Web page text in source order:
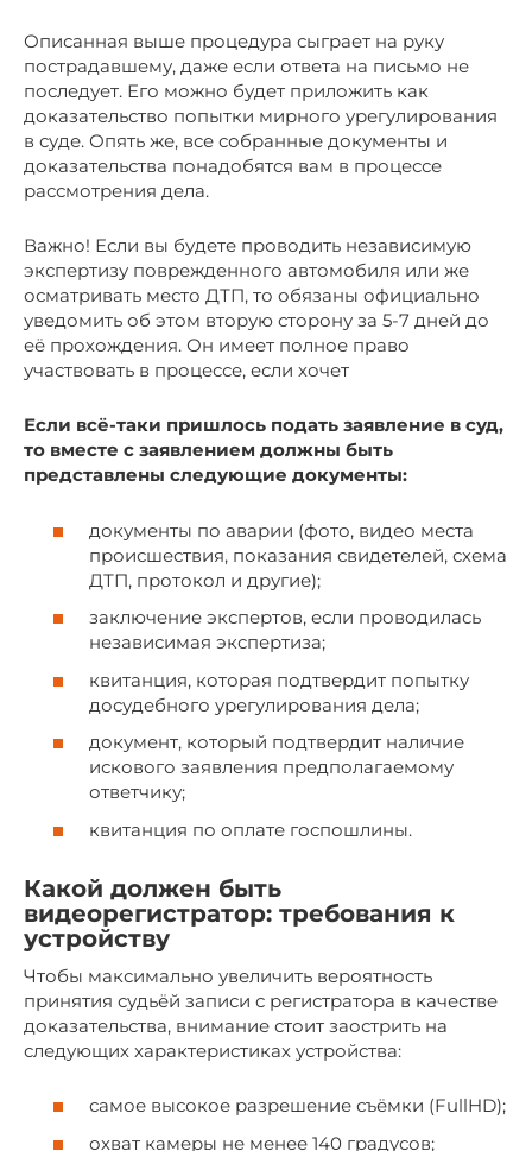
Описанная выше процедура сыграет на руку
пострадавшему, даже если ответа на письмо не
последует. Его можно будет приложить как
доказательство попытки мирного урегулирования
в суде. Опять же, все собранные документы и
доказательства понадобятся вам в процессе
рассмотрения дела.
Важно! Если вы будете проводить независимую
экспертизу поврежденного автомобиля или же
осматривать место ДТП, то обязаны официально
уведомить об этом вторую сторону за 5-7 дней до
её прохождения. Он имеет полное право
участвовать в процессе, если хочет
Если всё-таки пришлось подать заявление в суд,
то вместе с заявлением должны быть
представлены следующие документы:
документы по аварии (фото, видео места
происшествия, показания свидетелей, схема
ДТП, протокол и другие);
заключение экспертов, если проводилась
независимая экспертиза;
квитанция, которая подтвердит попытку
досудебного урегулирования дела;
документ, который подтвердит наличие
искового заявления предполагаемому
ответчику;
квитанция по оплате госпошлины.
Какой должен быть
видеорегистратор: требования к
устройству
Чтобы максимально увеличить вероятность
принятия судьёй записи с регистратора в качестве
доказательства, внимание стоит заострить на
следующих характеристиках устройства:
самое высокое разрешение съёмки (FullHD);
охват камеры не менее 140 градусов;